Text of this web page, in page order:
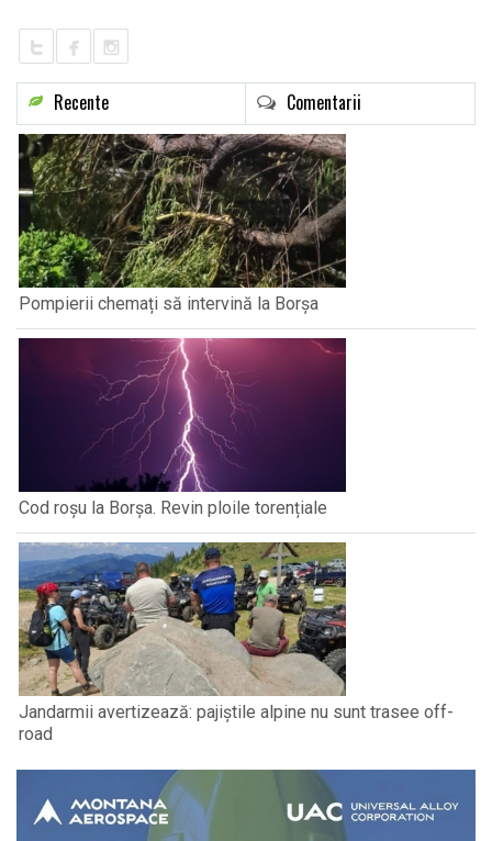
Recente Comentarii
Pompierii chemați să intervină la Borșa
Cod roșu la Borșa. Revin ploile torențiale
Jandarmii avertizează: pajiștile alpine nu sunt trasee off-
road